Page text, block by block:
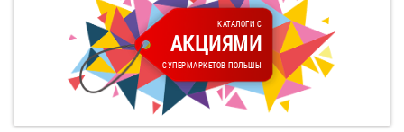
КАТАЛОГИ С
АКЦИЯМИ
СУПЕРМАРКЕТОВ ПОЛЬШЫ